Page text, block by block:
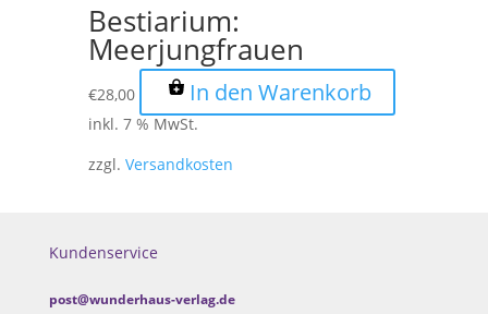
Bestiarium:
Meerjungfrauen
€28,00 In den Warenkorb
inkl. 7 % MwSt.
zzgl. Versandkosten
Kundenservice
post@wunderhaus-verlag.de